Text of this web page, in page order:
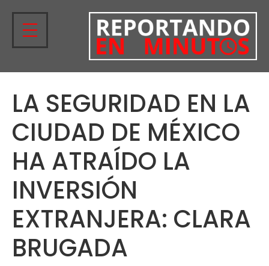
LA SEGURIDAD EN LA
CIUDAD DE MÉXICO
HA ATRAÍDO LA
INVERSIÓN
EXTRANJERA: CLARA
BRUGADA